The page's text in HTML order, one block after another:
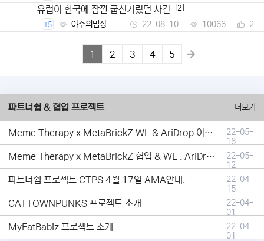
유럽이 한국에 잠깐 굽신거렸던 사건 [2]
15 야수의밈장 22-08-10 10066 2
1 2 3 4 5
파트너쉽 & 협업 프로젝트 더보기
Meme Therapy x MetaBrickZ WL & AriDrop 이벤트 결과안내!
22-05-
16
Meme Therapy x MetaBrickZ 협업 & WL , AriDrop 이벤트 안내
22-05-
12
파트너쉽 프로젝트 CTPS 4월 17일 AMA안내.
22-04-
15
CATTOWNPUNKS 프로젝트 소개
22-04-
01
MyFatBabiz 프로젝트 소개
22-04-
01